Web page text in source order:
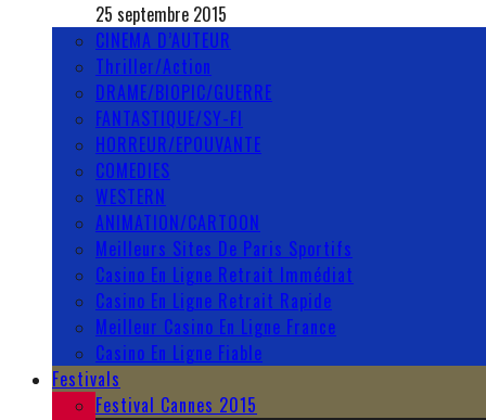
25 septembre 2015
CINEMA D’AUTEUR
Thriller/Action
DRAME/BIOPIC/GUERRE
FANTASTIQUE/SY-FI
HORREUR/EPOUVANTE
COMEDIES
WESTERN
ANIMATION/CARTOON
Meilleurs Sites De Paris Sportifs
Casino En Ligne Retrait Immédiat
Casino En Ligne Retrait Rapide
Meilleur Casino En Ligne France
Casino En Ligne Fiable
Festivals
Festival Cannes 2015